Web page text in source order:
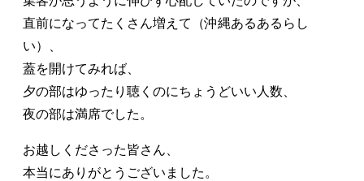
直前になってたくさん増えて（沖縄あるあるらし
い）、
蓋を開けてみれば、
夕の部はゆったり聴くのにちょうどいい人数、
夜の部は満席でした。
お越しくださった皆さん、
本当にありがとうございました。